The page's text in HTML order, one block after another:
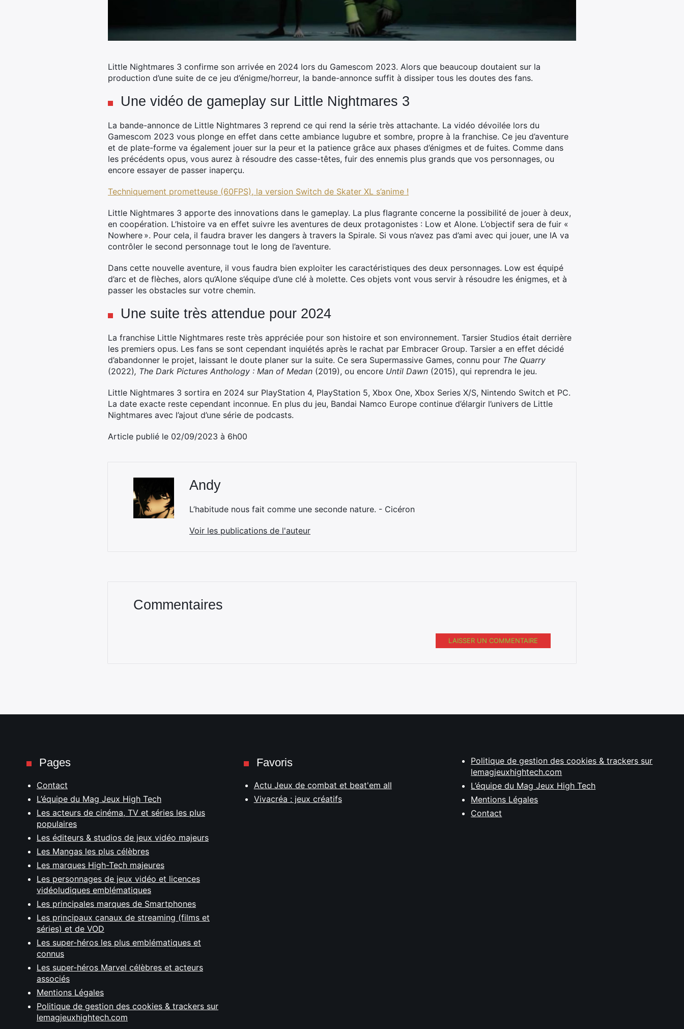
Little Nightmares 3 confirme son arrivée en 2024 lors du Gamescom 2023. Alors que beaucoup doutaient sur la
production d’une suite de ce jeu d’énigme/horreur, la bande-annonce suffit à dissiper tous les doutes des fans.
Une vidéo de gameplay sur Little Nightmares 3
La bande-annonce de Little Nightmares 3 reprend ce qui rend la série très attachante. La vidéo dévoilée lors du
Gamescom 2023 vous plonge en effet dans cette ambiance lugubre et sombre, propre à la franchise. Ce jeu d’aventure
et de plate-forme va également jouer sur la peur et la patience grâce aux phases d’énigmes et de fuites. Comme dans
les précédents opus, vous aurez à résoudre des casse-têtes, fuir des ennemis plus grands que vos personnages, ou
encore essayer de passer inaperçu.
Techniquement prometteuse (60FPS), la version Switch de Skater XL s’anime !
Little Nightmares 3 apporte des innovations dans le gameplay. La plus flagrante concerne la possibilité de jouer à deux,
en coopération. L’histoire va en effet suivre les aventures de deux protagonistes : Low et Alone. L’objectif sera de fuir «
Nowhere ». Pour cela, il faudra braver les dangers à travers la Spirale. Si vous n’avez pas d’ami avec qui jouer, une IA va
contrôler le second personnage tout le long de l’aventure.
Dans cette nouvelle aventure, il vous faudra bien exploiter les caractéristiques des deux personnages. Low est équipé
d’arc et de flèches, alors qu’Alone s’équipe d’une clé à molette. Ces objets vont vous servir à résoudre les énigmes, et à
passer les obstacles sur votre chemin.
Une suite très attendue pour 2024
La franchise Little Nightmares reste très appréciée pour son histoire et son environnement. Tarsier Studios était derrière
les premiers opus. Les fans se sont cependant inquiétés après le rachat par Embracer Group. Tarsier a en effet décidé
d’abandonner le projet, laissant le doute planer sur la suite. Ce sera Supermassive Games, connu pour The Quarry
(2022), The Dark Pictures Anthology : Man of Medan (2019), ou encore Until Dawn (2015), qui reprendra le jeu.
Little Nightmares 3 sortira en 2024 sur PlayStation 4, PlayStation 5, Xbox One, Xbox Series X/S, Nintendo Switch et PC.
La date exacte reste cependant inconnue. En plus du jeu, Bandai Namco Europe continue d’élargir l’univers de Little
Nightmares avec l’ajout d’une série de podcasts.
Article publié le 02/09/2023 à 6h00
Andy
L’habitude nous fait comme une seconde nature. - Cicéron
Voir les publications de l'auteur
Commentaires
LAISSER UN COMMENTAIRE
Pages
Contact
L’équipe du Mag Jeux High Tech
Les acteurs de cinéma, TV et séries les plus
populaires
Les éditeurs & studios de jeux vidéo majeurs
Les Mangas les plus célèbres
Les marques High-Tech majeures
Les personnages de jeux vidéo et licences
vidéoludiques emblématiques
Les principales marques de Smartphones
Les principaux canaux de streaming (films et
séries) et de VOD
Les super-héros les plus emblématiques et
connus
Les super-héros Marvel célèbres et acteurs
associés
Mentions Légales
Politique de gestion des cookies & trackers sur
lemagjeuxhightech.com
Favoris
Actu Jeux de combat et beat'em all
Vivacréa : jeux créatifs
Politique de gestion des cookies & trackers sur
lemagjeuxhightech.com
L’équipe du Mag Jeux High Tech
Mentions Légales
Contact